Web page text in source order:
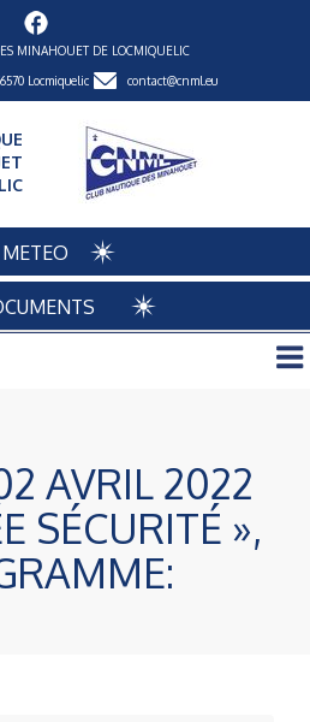
MINAHOUET DE LOCMIQUELIC
Locmiquelic contact@cnml.eu
METEO
AVRIL 2022
SÉCURITÉ »,